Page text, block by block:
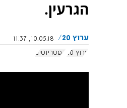
הגרעין.
ערוץ 20
10.05.18, 11:37
ערוץ 20
הפטריוטים